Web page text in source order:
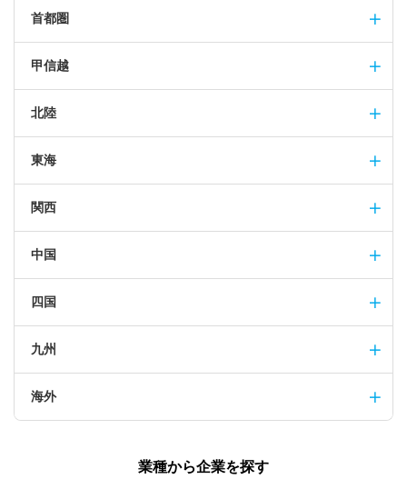
首都圏
甲信越
北陸
東海
関西
中国
四国
九州
海外
業種から企業を探す